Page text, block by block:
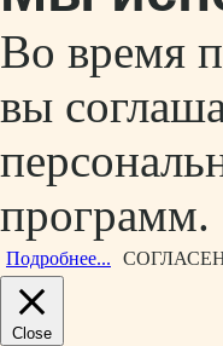
Во время
вы
программ.
Подробнее...
Close